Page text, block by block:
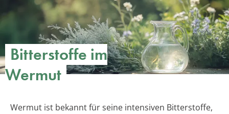
Bitterstoffe im
Wermut
Wermut ist bekannt für seine intensiven Bitterstoffe,